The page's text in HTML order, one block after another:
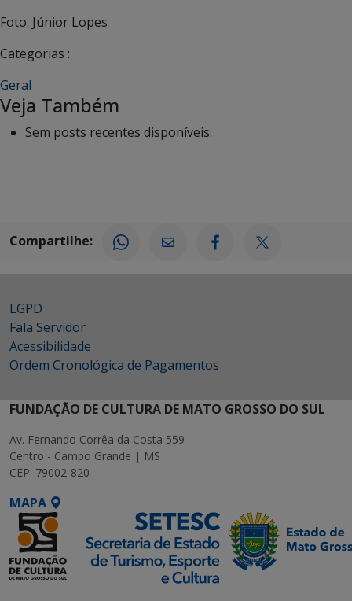
Foto: Júnior Lopes
Categorias :
Geral
Veja Também
Sem posts recentes disponíveis.
Compartilhe:
LGPD
Fala Servidor
Acessibilidade
Ordem Cronológica de Pagamentos
FUNDAÇÃO DE CULTURA DE MATO GROSSO DO SUL
Av. Fernando Corrêa da Costa 559
Centro - Campo Grande | MS
CEP: 79002-820
MAPA